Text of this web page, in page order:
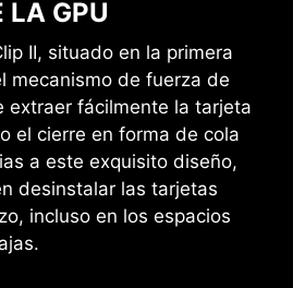
LA GPU
II, situado en la primera
mecanismo de fuerza de
extraer fácilmente la tarjeta
el cierre en forma de cola
a este exquisito diseño,
desinstalar las tarjetas
incluso en los espacios
DE COLISIONES
puede convertir en entradas
1 y de ventilador
cable dedicado de 1 a 2
y optimizando todo el
optimiza aspectos clave de
en tiempo real. MSI
una interfaz limpia e
y administrar tu PC.
ajusta automáticamente
las aplicaciones que
un rendimiento
en todo momento.